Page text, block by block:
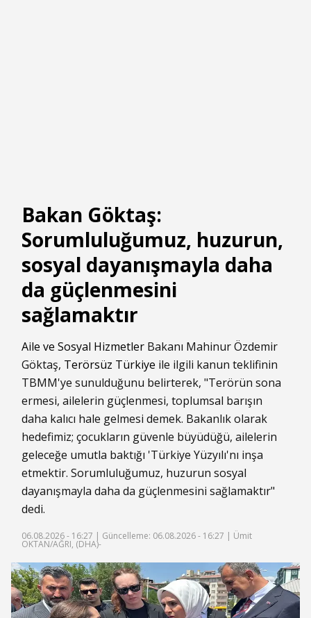
Bakan Göktaş:
Sorumluluğumuz, huzurun,
sosyal dayanışmayla daha
da güçlenmesini
sağlamaktır
Aile ve Sosyal Hizmetler Bakanı Mahinur Özdemir
Göktaş, Terörsüz Türkiye ile ilgili kanun teklifinin
TBMM'ye sunulduğunu belirterek, "Terörün sona
ermesi, ailelerin güçlenmesi, toplumsal barışın
daha kalıcı hale gelmesi demek. Bakanlık olarak
hedefimiz; çocukların güvenle büyüdüğü, ailelerin
geleceğe umutla baktığı 'Türkiye Yüzyılı'nı inşa
etmektir. Sorumluluğumuz, huzurun sosyal
dayanışmayla daha da güçlenmesini sağlamaktır"
dedi.
06.08.2026 - 16:27 | Güncelleme: 06.08.2026 - 16:27 | Ümit
OKTAN/AĞRI, (DHA)-